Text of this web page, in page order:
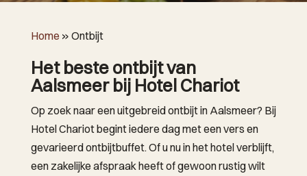
Home » Ontbijt
Het beste ontbijt van
Aalsmeer bij Hotel Chariot
Op zoek naar een uitgebreid ontbijt in Aalsmeer? Bij
Hotel Chariot begint iedere dag met een vers en
gevarieerd ontbijtbuffet. Of u nu in het hotel verblijft,
een zakelijke afspraak heeft of gewoon rustig wilt